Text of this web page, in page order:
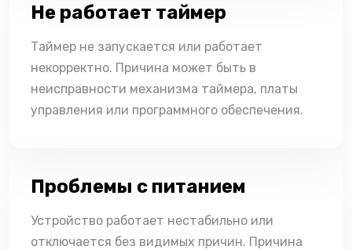
Не работает таймер
Таймер не запускается или работает
некорректно. Причина может быть в
неисправности механизма таймера, платы
управления или программного обеспечения.
Проблемы с питанием
Устройство работает нестабильно или
отключается без видимых причин. Причина